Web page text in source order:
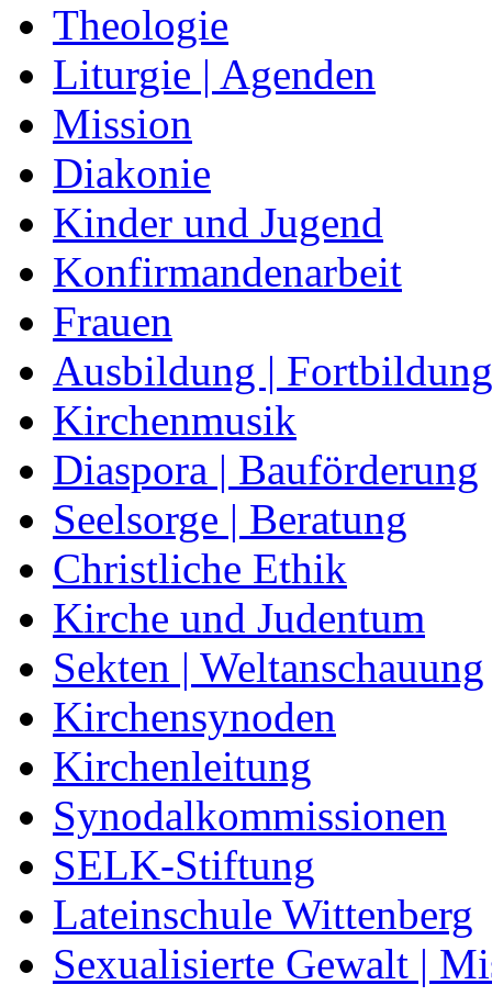
Theologie
Liturgie | Agenden
Mission
Diakonie
Kinder und Jugend
Konfirmandenarbeit
Frauen
Ausbildung | Fortbildung
Kirchenmusik
Diaspora | Bauförderung
Seelsorge | Beratung
Christliche Ethik
Kirche und Judentum
Sekten | Weltanschauung
Kirchensynoden
Kirchenleitung
Synodalkommissionen
SELK-Stiftung
Lateinschule Wittenberg
Sexualisierte Gewalt |